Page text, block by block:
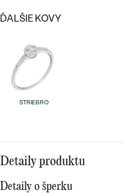
Wave
PODĽA TVARU
NA MIERU
DIAMANTY
prívesky
prstene
ĎALŠIE KOVY
STRIEBRO
Detaily produktu
Detaily o šperku